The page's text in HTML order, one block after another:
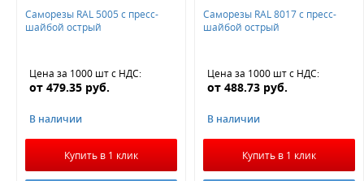
Саморезы RAL 5005 с пресс-
шайбой острый
Цена за 1000 штс НДС:
от 479.35 руб.
В наличии
Купить в 1 клик
Саморезы RAL 8017 с пресс-
шайбой острый
Цена за 1000 штс НДС:
от 488.73 руб.
В наличии
Купить в 1 клик